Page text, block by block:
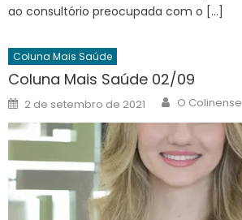
ao consultório preocupada com o […]
Coluna Mais Saúde
Coluna Mais Saúde 02/09
Posted
on
2 de setembro de 2021 Author
O Colinense